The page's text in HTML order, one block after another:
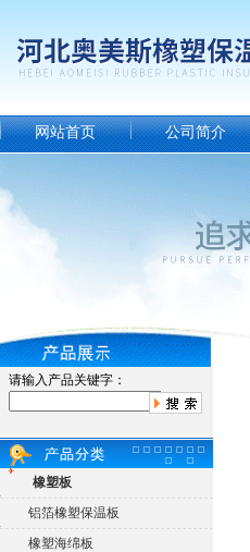
网站首页 公司简介
请输入产品关键字：
橡塑板
铝箔橡塑保温板
橡塑海绵板